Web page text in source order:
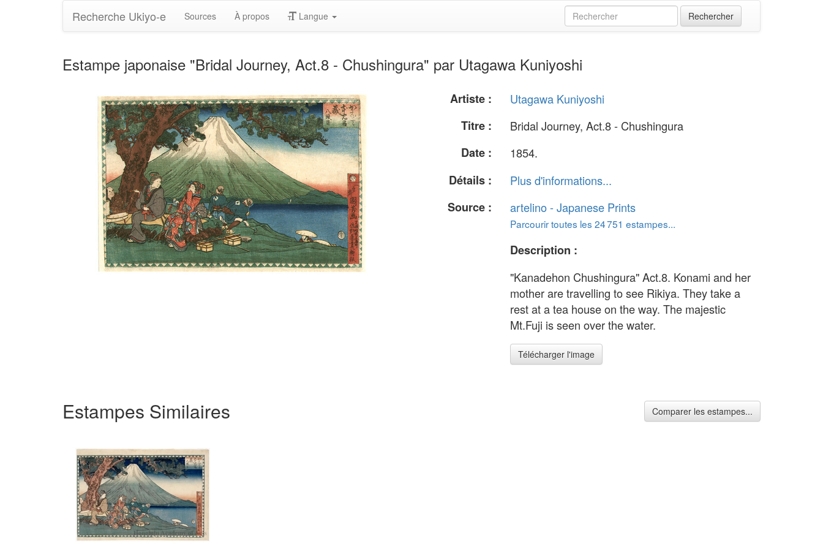
Recherche Ukiyo-e Sources À propos Langue
Estampe japonaise "Bridal Journey, Act.8 - Chushingura" par Utagawa Kuniyoshi
Artiste :
Utagawa Kuniyoshi
Titre :
Bridal Journey, Act.8 - Chushingura
Date :
1854.
Détails :
Plus d'informations...
Source :
artelino - Japanese Prints
Parcourir toutes les 24 751 estampes...
Description :
"Kanadehon Chushingura" Act.8. Konami and her
mother are travelling to see Rikiya. They take a
rest at a tea house on the way. The majestic
Mt.Fuji is seen over the water.
Télécharger l'image
Estampes Similaires Comparer les estampes...